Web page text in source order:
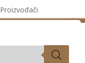
Proizvođači